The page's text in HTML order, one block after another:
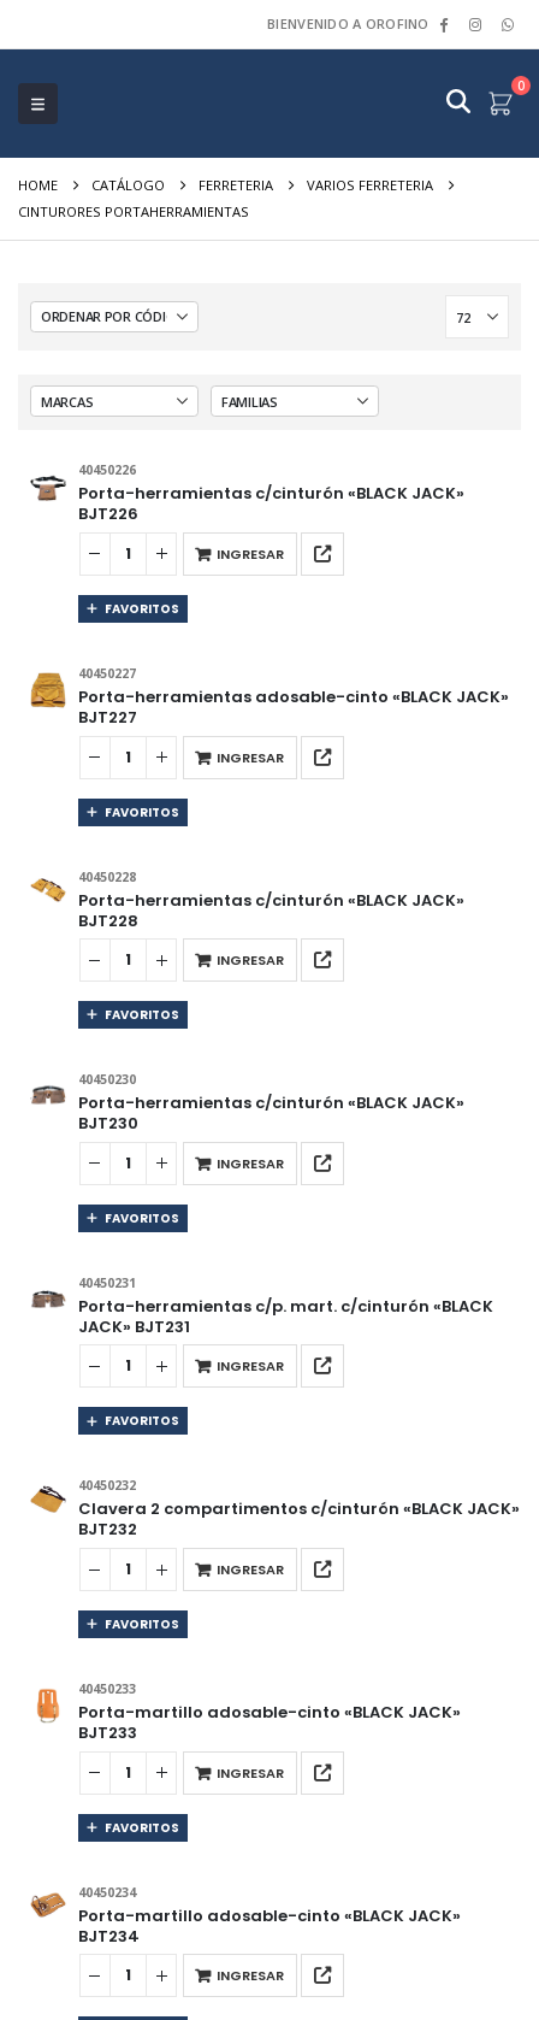
BIENVENIDO A OROFINO
0
HOME CATÁLOGO FERRETERIA
VARIOS FERRETERIA
CINTURORES PORTAHERRAMIENTAS
40450226
Porta-herramientas c/cinturón «BLACK JACK»
BJT226
INGRESAR
FAVORITOS
40450227
Porta-herramientas adosable-cinto «BLACK JACK»
BJT227
INGRESAR
FAVORITOS
40450228
Porta-herramientas c/cinturón «BLACK JACK»
BJT228
INGRESAR
FAVORITOS
40450230
Porta-herramientas c/cinturón «BLACK JACK»
BJT230
INGRESAR
FAVORITOS
40450231
Porta-herramientas c/p. mart. c/cinturón «BLACK
JACK» BJT231
INGRESAR
FAVORITOS
40450232
Clavera 2 compartimentos c/cinturón «BLACK JACK»
BJT232
INGRESAR
FAVORITOS
40450233
Porta-martillo adosable-cinto «BLACK JACK»
BJT233
INGRESAR
FAVORITOS
40450234
Porta-martillo adosable-cinto «BLACK JACK»
BJT234
INGRESAR